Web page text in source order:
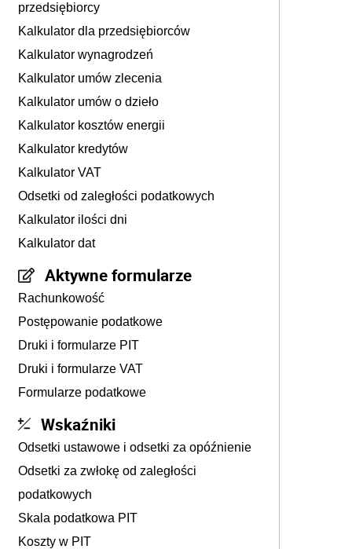
przedsiębiorcy
Kalkulator dla przedsiębiorców
Kalkulator wynagrodzeń
Kalkulator umów zlecenia
Kalkulator umów o dzieło
Kalkulator kosztów energii
Kalkulator kredytów
Kalkulator VAT
Odsetki od zaległości podatkowych
Kalkulator ilości dni
Kalkulator dat
Aktywne formularze
Rachunkowość
Postępowanie podatkowe
Druki i formularze PIT
Druki i formularze VAT
Formularze podatkowe
Wskaźniki
Odsetki ustawowe i odsetki za opóźnienie
Odsetki za zwłokę od zaległości
podatkowych
Skala podatkowa PIT
Koszty w PIT